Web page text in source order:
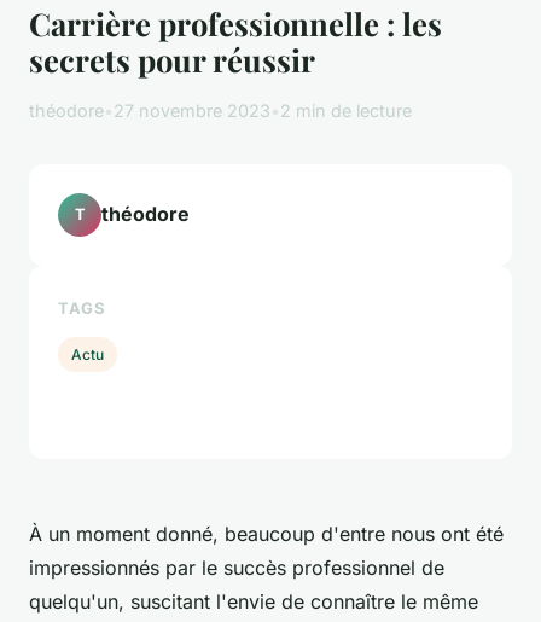
Carrière professionnelle : les
secrets pour réussir
théodore•27 novembre 2023•2 min de lecture
À un moment donné, beaucoup d'entre nous ont été
impressionnés par le succès professionnel de
quelqu'un, suscitant l'envie de connaître le même
T théodore
TAGS
Actu